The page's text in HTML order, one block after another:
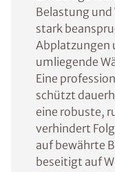
Belastung
stark
Abplatzungen
umliegende
Eine
schützt
eine robuste,
verhindert
auf bewährte
beseitigt auf